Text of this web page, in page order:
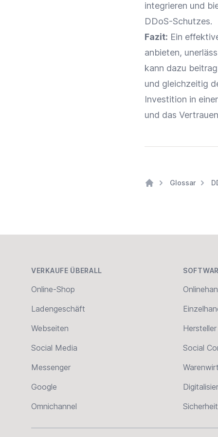
integrieren und
DDoS-Schutzes.
Fazit: Ein
anbieten,
kann dazu
und gleichzeitig
Investition in
und das
Glossar
VERKAUFE ÜBERALL
Online-Shop
Ladengeschäft
Webseiten
Social Media
Messenger
Google
Omnichannel
Hersteller
Social
Sicherheit